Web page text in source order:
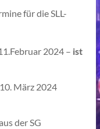
für die SLL-
2024 – ist
März 2024
der SG